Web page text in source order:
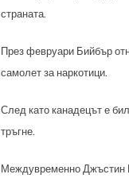
страната.
През февруари Бийбър
самолет за наркотици.
След като канадецът е
тръгне.
Междувременно Джъстин